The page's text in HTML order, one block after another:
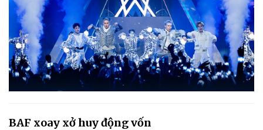
BAF xoay xở huy động vốn